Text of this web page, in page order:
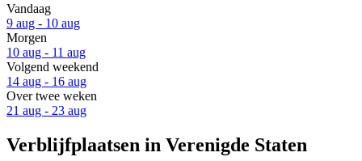
Vandaag
9 aug - 10 aug
Morgen
10 aug - 11 aug
Volgend weekend
14 aug - 16 aug
Over twee weken
21 aug - 23 aug
Verblijfplaatsen in Verenigde Staten